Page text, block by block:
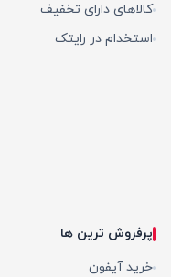
کالاهای دارای تخفیف
استخدام در رایتک
پرفروش ترین ها
خرید آیفون